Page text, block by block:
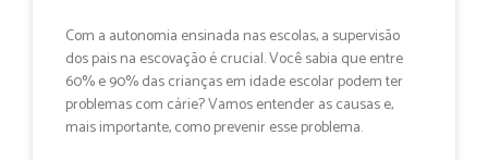
Com a autonomia ensinada nas escolas, a supervisão
dos pais na escovação é crucial. Você sabia que entre
60% e 90% das crianças em idade escolar podem ter
problemas com cárie? Vamos entender as causas e,
mais importante, como prevenir esse problema.